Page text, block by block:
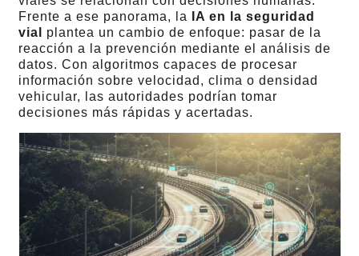
Frente a ese panorama, la
IA en la seguridad
vial
plantea un cambio de enfoque: pasar de la
reacción a la prevención mediante el análisis de
datos. Con algoritmos capaces de procesar
información sobre velocidad, clima o densidad
vehicular, las autoridades podrían tomar
decisiones más rápidas y acertadas.